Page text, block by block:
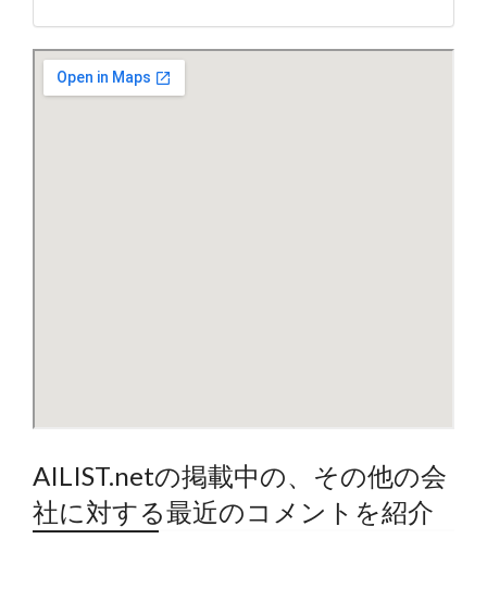
AILIST.netの掲載中の、その他の会
社に対する最近のコメントを紹介